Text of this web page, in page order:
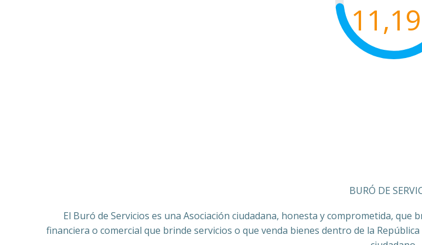
BURÓ DE
El Buró de Servicios es una Asociación ciudadana, honesta y comprometida,
financiera o comercial que brinde servicios o que venda bienes dentro de la